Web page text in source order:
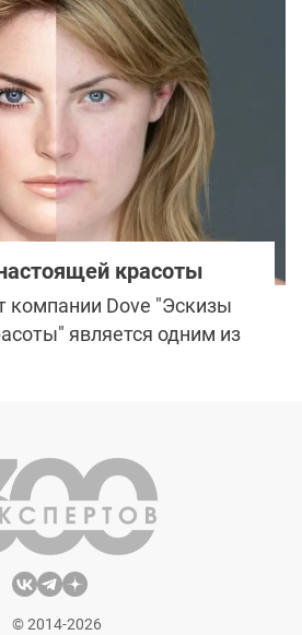
внешности
несколько лет. Давайте
Регины Тодоренко до и
была ли сделана
пластика.
красоты
компании Dove "Эскизы
является одним из
© 2014-2026